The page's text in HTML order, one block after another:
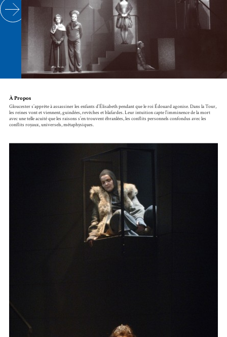
À Propos
Gloucester s’apprête à assassiner les enfants d’Élisabeth pendant que le roi Édouard agonise. Dans la Tour,
les reines vont et viennent, guindées, revêches et blafardes. Leur intuition capte l’imminence de la mort
avec une telle acuité que les raisons s’en trouvent ébranlées, les conflits personnels confondus avec les
conflits royaux, universels, métaphysiques.